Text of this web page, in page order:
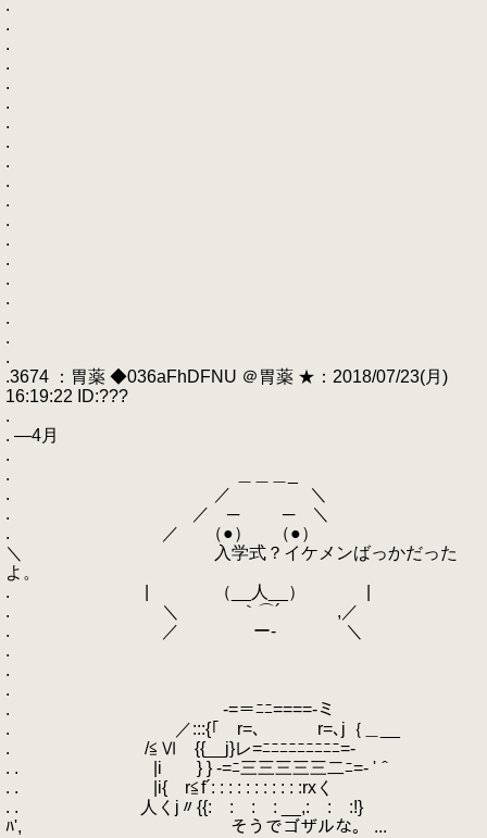
.
.
.
.
.
.
.
.
.
.
.
.
.
.
.
.
.
.
.
.3674 ：胃薬 ◆036aFhDFNU ＠胃薬 ★：2018/07/23(月)
16:19:22 ID:???
.
. ―4月
.
. ＿＿＿_
. ／ ＼
. ／ ─ ─ ＼
. ／ （●） （●）
＼ 入学式？イケメンばっかだった
よ。
. | （__人__） |
. ＼ ｀⌒´ ,／
. ／ ー‐ ＼
.
.
.
. -=＝ﾆﾆ====-ミ
. ／:::{｢ r=､ r=､j｛＿__
. /≦Ⅵ {{__j}レ=ﾆﾆﾆﾆﾆﾆﾆﾆﾆ=-
. . |i } } -=ﾆ三三三三三二ﾆ=- '＾
. . |i{ r≦f´: : : : : : : : : : :rxく
. . 人くj〃{{: : : : __,: : :!}
ﾊ', そうでゴザルな。 ...